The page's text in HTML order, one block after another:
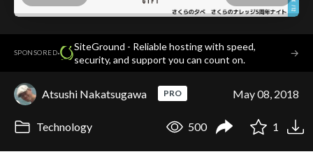
SPONSORED·
SiteGround - Reliable hosting with speed,
security, and support you can count on.
→
Atsushi Nakatsugawa PRO May 08, 2018
Technology 500 1